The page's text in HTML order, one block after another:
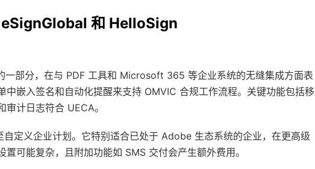
和 HelloSign
部分，在与 PDF 工具和 Microsoft 365 等企业系统的无缝集成方面表
中嵌入签名和自动化提醒来支持 OMVIC 合规工作流程。关键功能包括移
计日志符合 UECA。
定义企业计划。它特别适合已处于 Adobe 生态系统的企业，在更高级
可能复杂，且附加功能如 SMS 交付会产生额外费用。